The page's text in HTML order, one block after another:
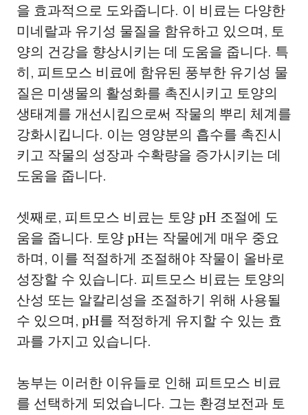
을 효과적으로 도와줍니다. 이 비료는 다양한
미네랄과 유기성 물질을 함유하고 있으며, 토
양의 건강을 향상시키는 데 도움을 줍니다. 특
히, 피트모스 비료에 함유된 풍부한 유기성 물
질은 미생물의 활성화를 촉진시키고 토양의
생태계를 개선시킴으로써 작물의 뿌리 체계를
강화시킵니다. 이는 영양분의 흡수를 촉진시
키고 작물의 성장과 수확량을 증가시키는 데
도움을 줍니다.
셋째로, 피트모스 비료는 토양 pH 조절에 도
움을 줍니다. 토양 pH는 작물에게 매우 중요
하며, 이를 적절하게 조절해야 작물이 올바로
성장할 수 있습니다. 피트모스 비료는 토양의
산성 또는 알칼리성을 조절하기 위해 사용될
수 있으며, pH를 적정하게 유지할 수 있는 효
과를 가지고 있습니다.
농부는 이러한 이유들로 인해 피트모스 비료
를 선택하게 되었습니다. 그는 환경보전과 토